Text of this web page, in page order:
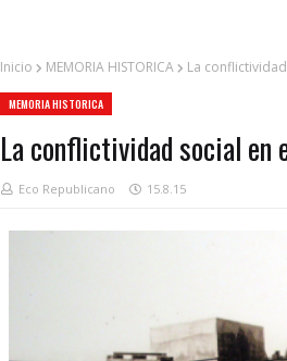
Inicio MEMORIA HISTORICA La
MEMORIA HISTORICA
La conflictividad social en
Eco Republicano 15.8.15